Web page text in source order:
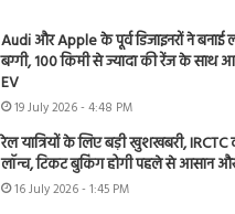
Audi और Apple के पूर्व डिजाइनरों ने बनाई
बग्गी, 100 किमी से ज्यादा की रेंज के साथ
EV
19 July 2026 - 4:48 PM
रेल यात्रियों के लिए बड़ी खुशखबरी, IRCTC
लॉन्च, टिकट बुकिंग होगी पहले से आसान
16 July 2026 - 1:45 PM